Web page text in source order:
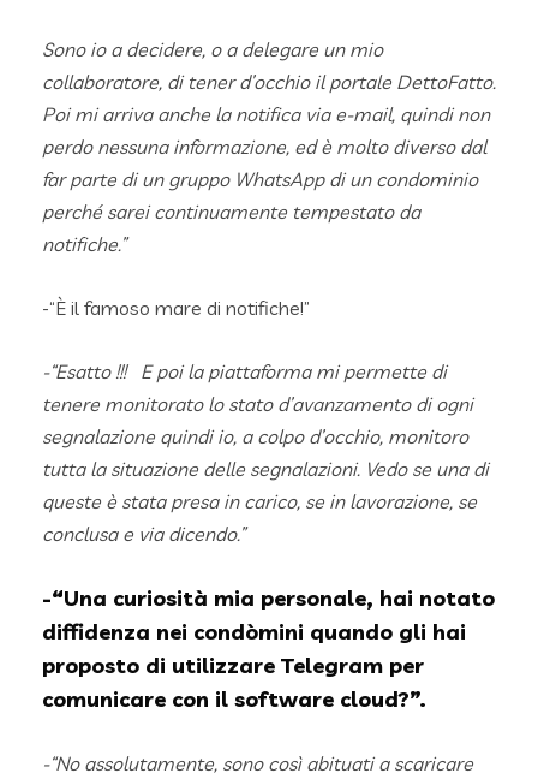
Sono io a decidere, o a delegare un mio
collaboratore, di tener d’occhio il portale DettoFatto.
Poi mi arriva anche la notifica via e-mail, quindi non
perdo nessuna informazione, ed è molto diverso dal
far parte di un gruppo WhatsApp di un condominio
perché sarei continuamente tempestato da
notifiche.”
-“È il famoso mare di notifiche!”
-“Esatto !!! E poi la piattaforma mi permette di
tenere monitorato lo stato d’avanzamento di ogni
segnalazione quindi io, a colpo d’occhio, monitoro
tutta la situazione delle segnalazioni. Vedo se una di
queste è stata presa in carico, se in lavorazione, se
conclusa e via dicendo.”
-“Una curiosità mia personale, hai notato
diffidenza nei condòmini quando gli hai
proposto di utilizzare Telegram per
comunicare con il software cloud?”.
-“No assolutamente, sono così abituati a scaricare